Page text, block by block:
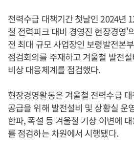
전력수급 대책기간 첫날인 2024년
철 전력피크 대비 경영진 현장경영'
전 최대 규모 사업장인 보령발전본
점검회의를 주재하고 겨울철 발전
비상 대응체계를 점검했다.
현장경영활동은 겨울철 전력수급
공급을 위해 발전설비 및 상황실 운
한파, 폭설 등 겨울철 기상 이변에
를 점검하는 차원에서 시행됐다.